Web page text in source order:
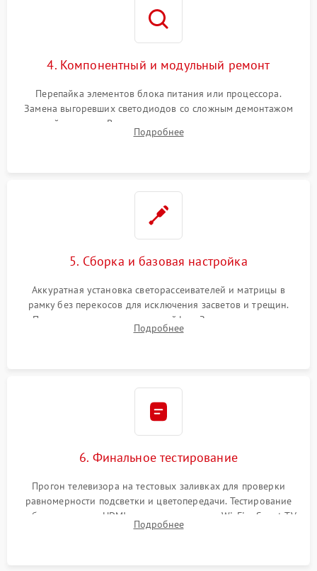
4. Компонентный и модульный ремонт
Перепайка элементов блока питания или процессора.
Замена выгоревших светодиодов со сложным демонтажом
хрупкой матрицы. Восстановление поврежденных дорожек,
прошивка микросхем памяти EEPROM
Подробнее
5. Сборка и базовая настройка
Аккуратная установка светорассеивателей и матрицы в
рамку без перекосов для исключения засветов и трещин.
Подключение внутренних шлейфов. Закрытие корпуса.
Сброс настроек и обновление программного обеспечения.
Подробнее
6. Финальное тестирование
Прогон телевизора на тестовых заливках для проверки
равномерности подсветки и цветопередачи. Тестирование
работы разъемов HDMI, динамиков, модуля Wi-Fi и Smart TV
в рабочем режиме в течение нескольких часов.
Подробнее